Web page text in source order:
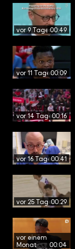
vor 9 Tagen00:49
vor 11 Tagen00:09
vor 14 Tagen00:16
vor 16 Tagen00:41
vor 25 Tagen00:29
vor einem
Monat
00:04